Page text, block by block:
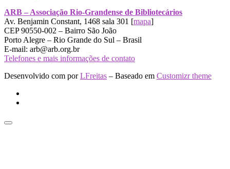
ARB – Associação Rio-Grandense de Bibliotecários
Av. Benjamin Constant, 1468 sala 301 [mapa]
CEP 90550-002 – Bairro São João
Porto Alegre – Rio Grande do Sul – Brasil
E-mail: arb@arb.org.br
Telefones e mais informações de contato
Desenvolvido com porLFreitas – Baseado em Customizr theme